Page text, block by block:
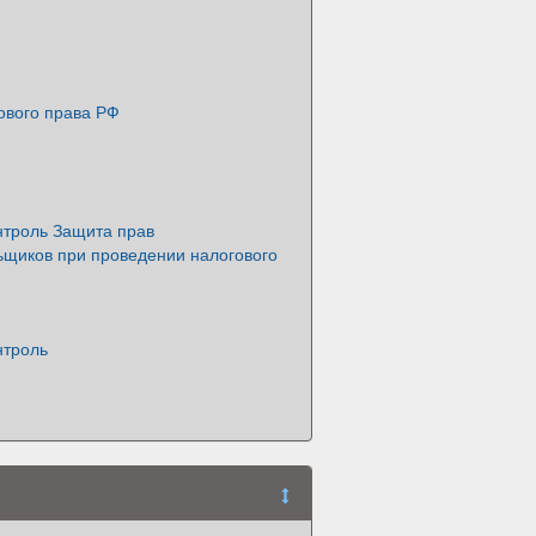
права РФ
Защита прав
при проведении налогового